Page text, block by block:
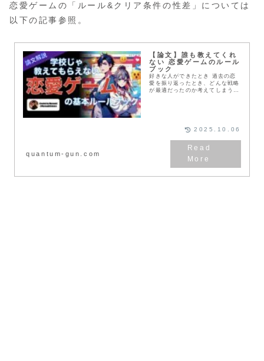
恋愛ゲームの「ルール&クリア条件の性差」については
以下の記事参照。
【論文】誰も教えてくれ
ない 恋愛ゲームのルール
ブック
好きな人ができたとき 過去の恋
愛を振り返ったとき、どんな戦略
が最適だったのか考えてしまうこ
正しい方法で検証してみようと思
います。
quantum-gun.com
2025.10.06